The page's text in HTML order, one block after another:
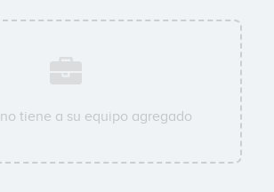
no tiene a su equipo agregado